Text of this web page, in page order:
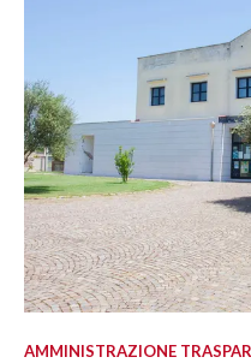
AMMINISTRAZIONE